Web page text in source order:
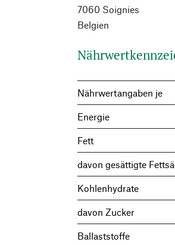
7060 Soignies
Belgien
Nährwertangaben je
Energie
Fett
davon gesättigte
Kohlenhydrate
davon Zucker
Ballaststoffe